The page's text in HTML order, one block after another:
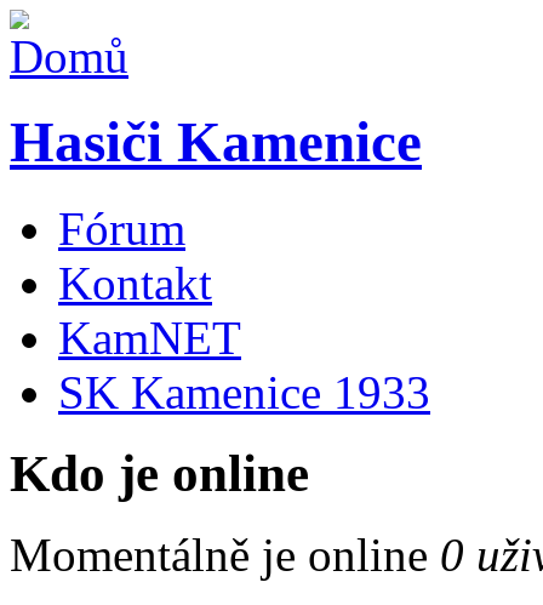
Hasiči Kamenice
Fórum
Kontakt
KamNET
SK Kamenice 1933
Kdo je online
Momentálně je online 0